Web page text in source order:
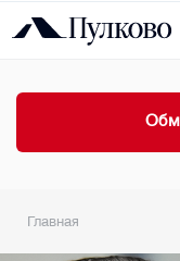
Главная